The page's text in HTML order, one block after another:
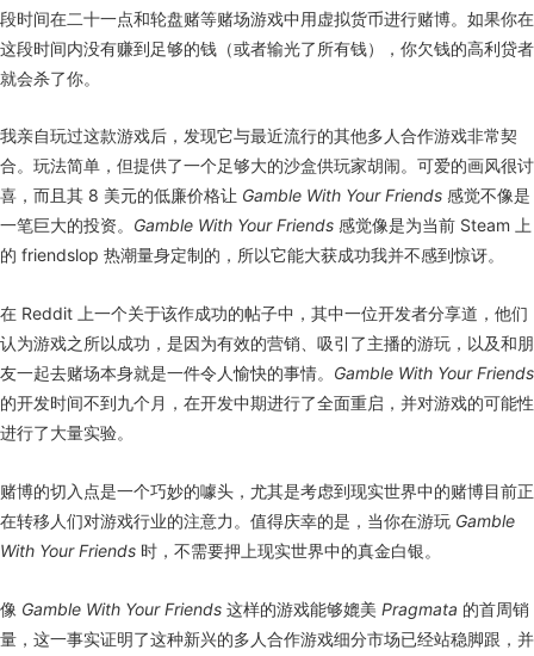
段时间在二十一点和轮盘赌等赌场游戏中用虚拟货币进行赌博。如果你在
这段时间内没有赚到足够的钱（或者输光了所有钱），你欠钱的高利贷者
就会杀了你。
我亲自玩过这款游戏后，发现它与最近流行的其他多人合作游戏非常契
合。玩法简单，但提供了一个足够大的沙盒供玩家胡闹。可爱的画风很讨
喜，而且其 8 美元的低廉价格让 Gamble With Your Friends 感觉不像是
一笔巨大的投资。 Gamble With Your Friends 感觉像是为当前 Steam 上
的 friendslop 热潮量身定制的，所以它能大获成功我并不感到惊讶。
在 Reddit 上一个关于该作成功的帖子中，其中一位开发者分享道，他们
认为游戏之所以成功，是因为有效的营销、吸引了主播的游玩，以及和朋
友一起去赌场本身就是一件令人愉快的事情。 Gamble With Your Friends
的开发时间不到九个月，在开发中期进行了全面重启，并对游戏的可能性
进行了大量实验。
赌博的切入点是一个巧妙的噱头，尤其是考虑到现实世界中的赌博目前正
在转移人们对游戏行业的注意力。值得庆幸的是，当你在游玩 Gamble
With Your Friends 时，不需要押上现实世界中的真金白银。
像 Gamble With Your Friends 这样的游戏能够媲美 Pragmata 的首周销
量，这一事实证明了这种新兴的多人合作游戏细分市场已经站稳脚跟，并